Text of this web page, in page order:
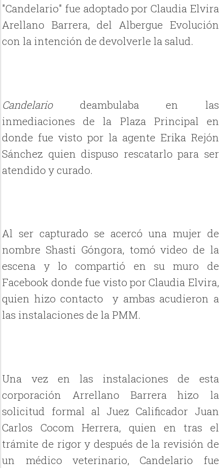
"Candelario" fue adoptado por Claudia Elvira
Arellano Barrera, del Albergue Evolución
con la intención de devolverle la salud.
Candelariodeambulaba en las
inmediaciones de la Plaza Principal en
donde fue visto por la agente Erika Rejón
Sánchez quien dispuso rescatarlo para ser
atendido y curado.
Al ser capturado se acercó una mujer de
nombre Shasti Góngora, tomó video de la
escena y lo compartió en su muro de
Facebook donde fue visto por Claudia Elvira,
quien hizo contacto y ambas acudieron a
las instalaciones de la PMM.
Una vez en las instalaciones de esta
corporación Arrellano Barrera hizo la
solicitud formal al Juez Calificador Juan
Carlos Cocom Herrera, quien en tras el
trámite de rigor y después de la revisión de
un médico veterinario, Candelario fue